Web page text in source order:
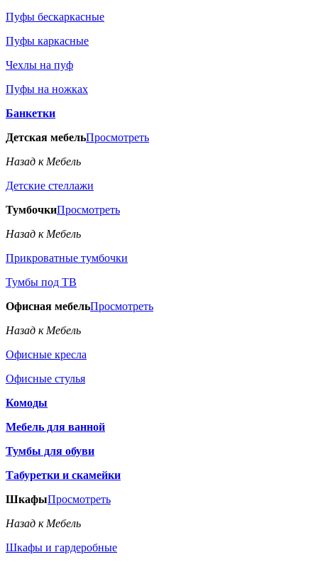
Пуфы бескаркасные
Пуфы каркасные
Чехлы на пуф
Пуфы на ножках
Банкетки
Детская мебельПросмотреть
Назад к Мебель
Детские стеллажи
ТумбочкиПросмотреть
Назад к Мебель
Прикроватные тумбочки
Тумбы под ТВ
Офисная мебельПросмотреть
Назад к Мебель
Офисные кресла
Офисные стулья
Комоды
Мебель для ванной
Тумбы для обуви
Табуретки и скамейки
ШкафыПросмотреть
Назад к Мебель
Шкафы и гардеробные